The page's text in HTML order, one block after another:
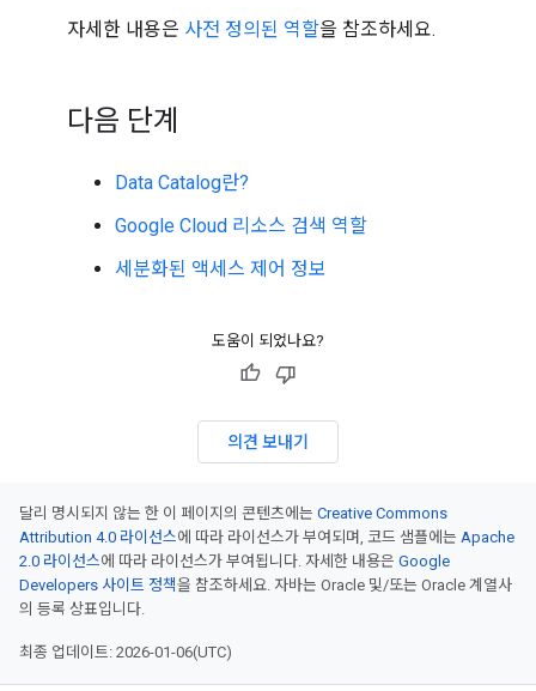
자세한 내용은 사전 정의된 역할을 참조하세요.
다음 단계
Data Catalog란?
Google Cloud 리소스 검색 역할
세분화된 액세스 제어 정보
도움이 되었나요?
의견 보내기
달리 명시되지 않는 한 이 페이지의 콘텐츠에는 Creative Commons
Attribution 4.0 라이선스에 따라 라이선스가 부여되며, 코드 샘플에는 Apache
2.0 라이선스에 따라 라이선스가 부여됩니다. 자세한 내용은 Google
Developers 사이트 정책을 참조하세요. 자바는 Oracle 및/또는 Oracle 계열사
의 등록 상표입니다.
최종 업데이트: 2026-01-06(UTC)